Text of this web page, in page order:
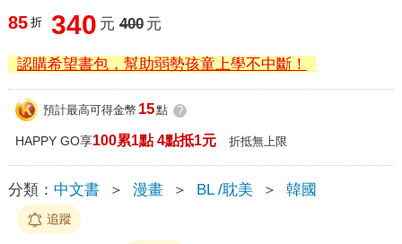
85 折 340 元 400 元
認購希望書包，幫助弱勢孩童上學不中斷！
預計最高可得金幣 15點 ?
HAPPY GO享100累1點 4點抵1元 折抵無上限
分類： 中文書 ＞ 漫畫 ＞ BL /耽美 ＞ 韓國
追蹤